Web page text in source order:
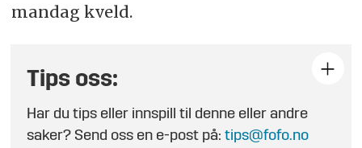
mandag kveld.
Tips oss:
Har du tips eller innspill til denne eller andre
saker? Send oss en e-post på:tips@fofo.no